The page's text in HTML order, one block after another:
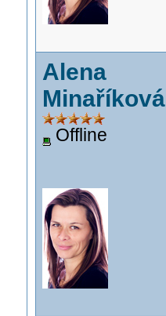
Alena
Minaříková
Offline